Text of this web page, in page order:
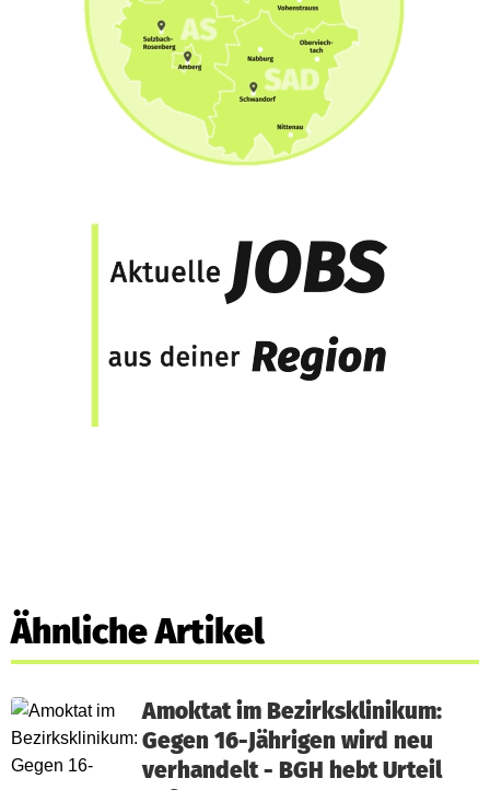
Ähnliche Artikel
Amoktat im Bezirksklinikum:
Gegen 16-Jährigen wird neu
verhandelt - BGH hebt Urteil